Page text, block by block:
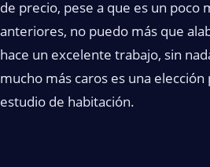
de precio, pese a que es un poco
anteriores, no puedo más que
hace un excelente trabajo, sin
mucho más caros es una
estudio de habitación.